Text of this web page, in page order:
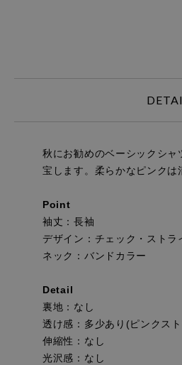
秋にお勧めのベーシックシ
宝します。柔らかなピンク
Point
袖丈：長袖
デザイン：チェック・ストラ
ネック：バンドカラー
Detail
裏地：なし
透け感：多少あり(ピンクス
伸縮性：なし
光沢感：なし